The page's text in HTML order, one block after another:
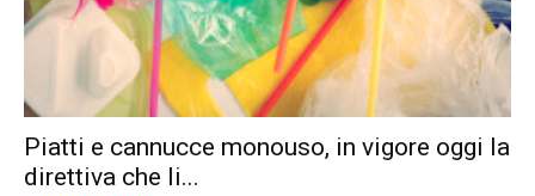
Piatti e cannucce monouso, in vigore oggi la
direttiva che li...